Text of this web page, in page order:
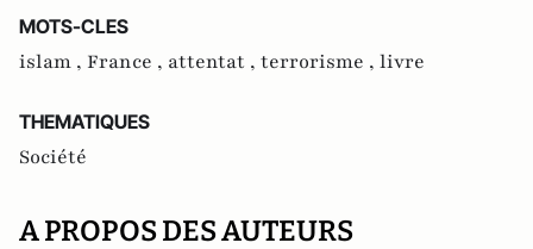
MOTS-CLES
islam , France , attentat , terrorisme , livre
THEMATIQUES
Société
A PROPOS DES AUTEURS